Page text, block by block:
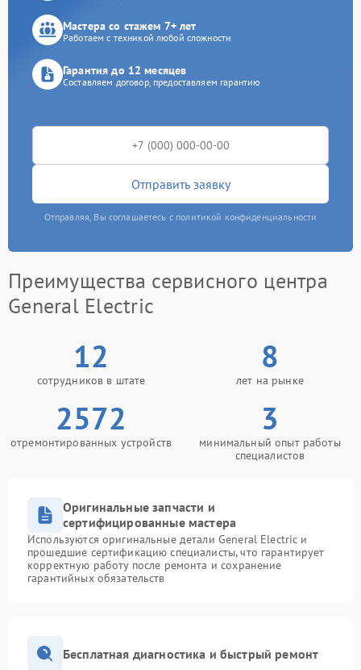
Мастера со стажем 7+ лет
Работаем с техникой любой сложности
Гарантия до 12 месяцев
Составляем договор, предоставляем гарантию
Отправить заявку
Отправляя, Вы соглашаетесь с политикой конфиденциальности
Преимущества сервисного центра
General Electric
12
сотрудников в штате
8
лет на рынке
2572
отремонтированных устройств
3
минимальный опыт работы
специалистов
Оригинальные запчасти и
сертифицированные мастера
Используются оригинальные детали General Electric и
прошедшие сертификацию специалисты, что гарантирует
корректную работу после ремонта и сохранение
гарантийных обязательств
Бесплатная диагностика и быстрый ремонт